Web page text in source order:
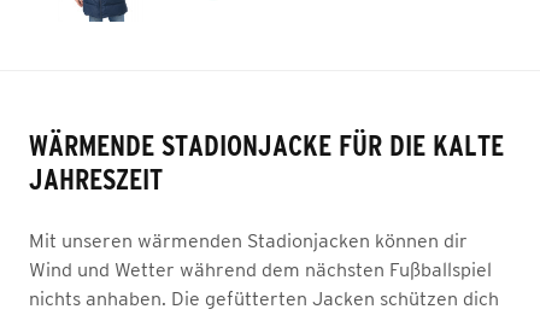
WÄRMENDE STADIONJACKE FÜR DIE KALTE
JAHRESZEIT
Mit unseren wärmenden Stadionjacken können dir
Wind und Wetter während dem nächsten Fußballspiel
nichts anhaben. Die gefütterten Jacken schützen dich